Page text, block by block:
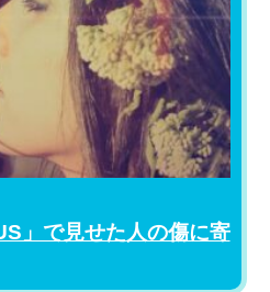
」で見せた人の傷に寄